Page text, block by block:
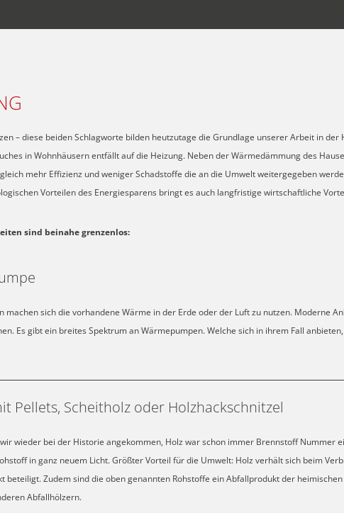
– diese beiden Schlagworte bilden heutzutage die Grundlage unserer Arbeit in der
in Wohnhäusern entfällt auf die Heizung. Neben der Wärmedämmung des
mehr Effizienz und weniger Schadstoffe die an die Umwelt weitergegeben
Vorteilen des Energiesparens bringt es auch langfristige wirtschaftliche
sind beinahe grenzenlos:
machen sich die vorhandene Wärme in der Erde oder der Luft zu nutzen. Moderne
Es gibt ein breites Spektrum an Wärmepumpen. Welche sich in ihrem Fall
Pellets, Scheitholz oder Holzhackschnitzel
wieder bei der Historie angekommen, Holz war schon immer Brennstoff Nummer
in ganz neuem Licht. Größter Vorteil für die Umwelt: Holz verhält sich beim
beteiligt. Zudem sind die oben genannten Rohstoffe ein Abfallprodukt der
Abfallhölzern.